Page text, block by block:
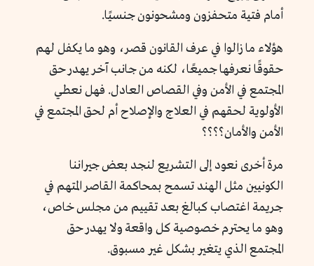
أمام فتية متحفزون ومشحونون جنسيًا.
هؤلاء ما زالوا في عرف القانون قصر، وهو ما يكفل لهم
حقوقًا نعرفها جميعًا، لكنه من جانب آخر يهدر حق
المجتمع في الأمن وفي القصاص العادل. فهل نعطي
الأولوية لحقهم في العلاج والإصلاح أم لحق المجتمع في
الأمن والأمان؟؟؟؟
مرة أخرى نعود إلى التشريع لنجد بعض جيراننا
الكونيين مثل الهند تسمح بمحاكمة القاصر المتهم في
جريمة اغتصاب كبالغ بعد تقييم من مجلس خاص،
وهو ما يحترم خصوصية كل واقعة ولا يهدر حق
المجتمع الذي يتغير بشكل غير مسبوق.